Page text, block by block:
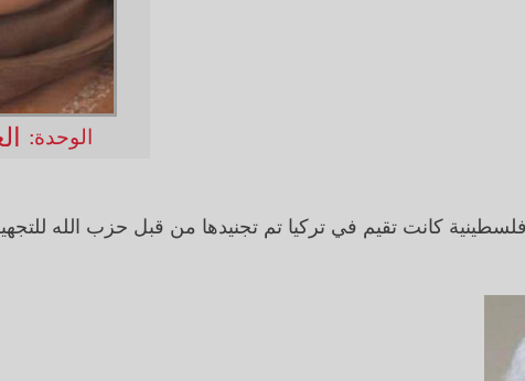
الوحدة:
كانت تقيم في تركيا تم تجنيدها من قبل حزب الله